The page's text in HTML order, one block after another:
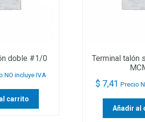
doble #1/0
NO incluye IVA
carrito
Terminal talón
$ 7,41 Precio
Añadir al